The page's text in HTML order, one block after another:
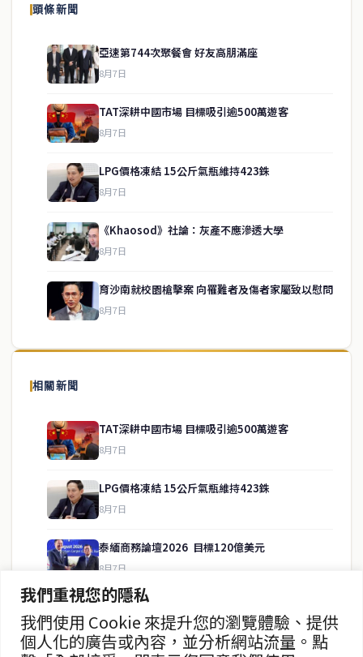
我們重視您的隱私
我們使用 Cookie 來提升您的瀏覽體驗、提供
個人化的廣告或內容，並分析網站流量。點
頭條新聞
亞速第744次聚餐會 好友高朋滿座
8月7日
TAT深耕中國市場 目標吸引逾500萬遊客
8月7日
LPG價格凍結 15公斤氣瓶維持423銖
8月7日
《Khaosod》社論：灰產不應滲透大學
8月7日
育沙南就校園槍擊案 向罹難者及傷者家屬致以慰問
8月7日
相關新聞
TAT深耕中國市場 目標吸引逾500萬遊客
8月7日
LPG價格凍結 15公斤氣瓶維持423銖
8月7日
泰緬商務論壇2026 目標120億美元
8月7日
政府儲蓄債券超額認購8.2倍
8月7日
關於我們
泰國中文新聞（TCN）是一家總部設於曼谷的中文新聞媒體，致力於
供即時、客觀、多元的中文新聞內容。
房地產
聯絡資訊
service@thaichinesenews.com